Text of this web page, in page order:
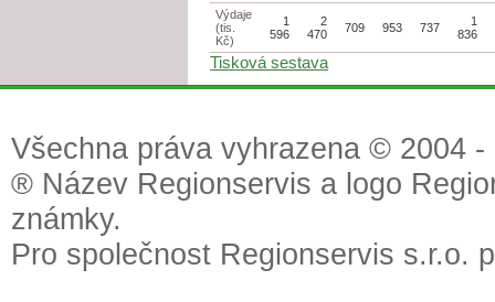
Výdaje
(tis.
Kč)
1
596
2
470
709 953 737
1
836
Tisková sestava
Všechna práva vyhrazena © 2004
® Název Regionservis a logo
známky.
Pro společnost Regionservis s.r.o.